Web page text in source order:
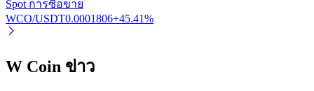
พันธมิตร Bitrue
Spot การซื้อขาย
WCO/USDT0.0001806+45.41%
W Coin ข่าว